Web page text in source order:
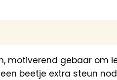
motiverend gebaar
beetje extra steun